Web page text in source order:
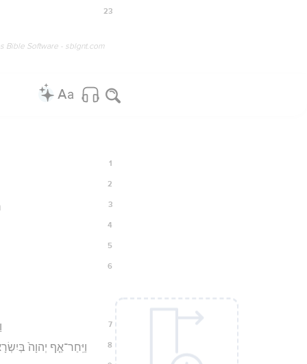
23
Bible Software - sblgnt.com
1
2
3
4
5
6
7
8 וַיִּֽחַר־אַ֤ף יְהוָה֙